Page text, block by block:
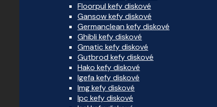
Floorpul kefy diskové
Gansow kefy diskové
Germanclean kefy diskové
Ghibli kefy diskové
Gmatic kefy diskové
Gutbrod kefy diskové
Hako kefy diskové
Igefa kefy diskové
Img kefy diskové
Ipc kefy diskové